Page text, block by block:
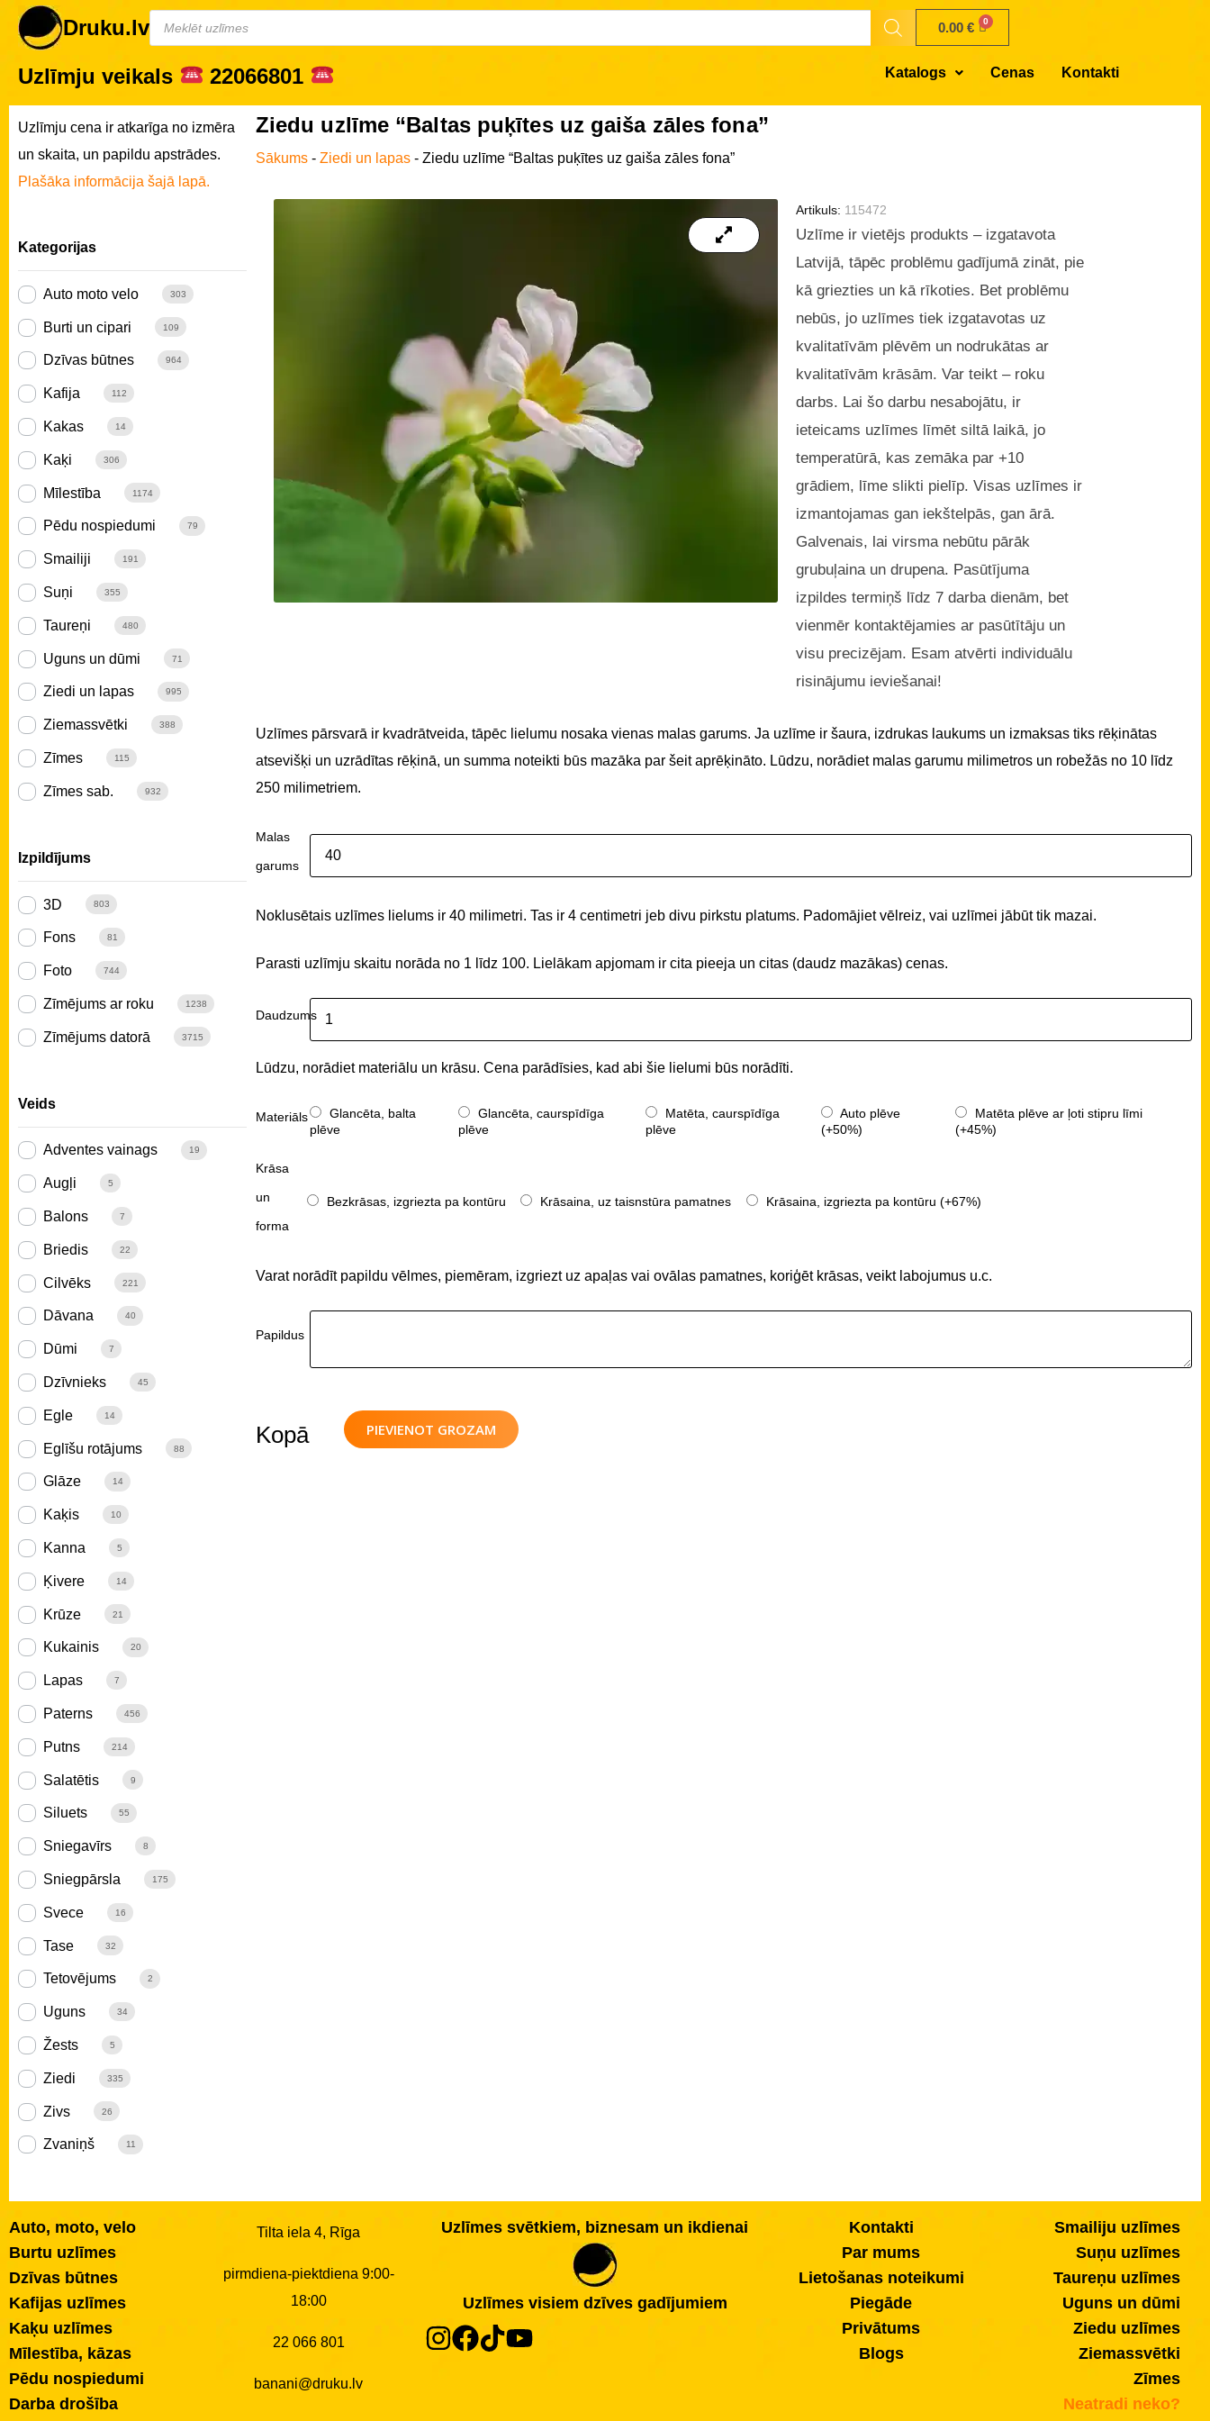
Druku.lv 0.00€
Uzlīmju veikals 22066801 Katalogs Cenas Kontakti
Uzlīmju cena ir atkarīga no izmēra
un skaita, un papildu apstrādes.
Plašāka informācija šajā lapā.
Kategorijas
Auto moto velo 303
Burti un cipari 109
Dzīvas būtnes 964
Kafija 112
Kakas 14
Kaķi 306
Mīlestība 1174
Pēdu nospiedumi 79
Smailiji 191
Suņi 355
Taureņi 480
Uguns un dūmi 71
Ziedi un lapas 995
Ziemassvētki 388
Zīmes 115
Zīmes sab. 932
Izpildījums
3D 803
Fons 81
Foto 744
Zīmējums ar roku 1238
Zīmējums datorā 3715
Veids
Adventes vainags 19
Augļi 5
Balons 7
Briedis 22
Cilvēks 221
Dāvana 40
Dūmi 7
Dzīvnieks 45
Egle 14
Eglīšu rotājums 88
Glāze 14
Kaķis 10
Kanna 5
Ķivere 14
Krūze 21
Kukainis 20
Lapas 7
Paterns 456
Putns 214
Salatētis 9
Siluets 55
Sniegavīrs 8
Sniegpārsla 175
Svece 16
Tase 32
Tetovējums 2
Uguns 34
Žests 5
Ziedi 335
Zivs 26
Zvaniņš 11
Ziedu uzlīme “Baltas puķītes uz gaiša zāles fona”
Sākums- Ziedi un lapas- Ziedu uzlīme “Baltas puķītes uz gaiša zāles fona”
Artikuls: 115472
Uzlīme ir vietējs produkts – izgatavota
Latvijā, tāpēc problēmu gadījumā zināt, pie
kā griezties un kā rīkoties. Bet problēmu
nebūs, jo uzlīmes tiek izgatavotas uz
kvalitatīvām plēvēm un nodrukātas ar
kvalitatīvām krāsām. Var teikt – roku
darbs. Lai šo darbu nesabojātu, ir
ieteicams uzlīmes līmēt siltā laikā, jo
temperatūrā, kas zemāka par +10
grādiem, līme slikti pielīp. Visas uzlīmes ir
izmantojamas gan iekštelpās, gan ārā.
Galvenais, lai virsma nebūtu pārāk
grubuļaina un drupena. Pasūtījuma
izpildes termiņš līdz 7 darba dienām, bet
vienmēr kontaktējamies ar pasūtītāju un
visu precizējam. Esam atvērti individuālu
risinājumu ieviešanai!
Uzlīmes pārsvarā ir kvadrātveida, tāpēc lielumu nosaka vienas malas garums. Ja uzlīme ir šaura, izdrukas laukums un izmaksas tiks rēķinātas
atsevišķi un uzrādītas rēķinā, un summa noteikti būs mazāka par šeit aprēķināto. Lūdzu, norādiet malas garumu milimetros un robežās no 10 līdz
250 milimetriem.
Malas
garums
Noklusētais uzlīmes lielums ir 40 milimetri. Tas ir 4 centimetri jeb divu pirkstu platums. Padomājiet vēlreiz, vai uzlīmei jābūt tik mazai.
Parasti uzlīmju skaitu norāda no 1 līdz 100. Lielākam apjomam ir cita pieeja un citas (daudz mazākas) cenas.
Daudzums
Lūdzu, norādiet materiālu un krāsu. Cena parādīsies, kad abi šie lielumi būs norādīti.
Materiāls
Glancēta, balta
plēve
Glancēta, caurspīdīga
plēve
Matēta, caurspīdīga
plēve
Auto plēve
(+50%)
Matēta plēve ar ļoti stipru līmi
(+45%)
Krāsa
un
forma
Bezkrāsas, izgriezta pa kontūru Krāsaina, uz taisnstūra pamatnes Krāsaina, izgriezta pa kontūru (+67%)
Varat norādīt papildu vēlmes, piemēram, izgriezt uz apaļas vai ovālas pamatnes, koriģēt krāsas, veikt labojumus u.c.
Papildus
PIEVIENOT GROZAM
Kopā
Auto, moto, velo
Burtu uzlīmes
Dzīvas būtnes
Kafijas uzlīmes
Kaķu uzlīmes
Mīlestība, kāzas
Pēdu nospiedumi
Darba drošība
Tilta iela 4, Rīga
pirmdiena-piektdiena 9:00-
18:00
22 066 801
banani@druku.lv
Uzlīmes svētkiem, biznesam un ikdienai
Uzlīmes visiem dzīves gadījumiem
Kontakti
Par mums
Lietošanas noteikumi
Piegāde
Privātums
Blogs
Smailiju uzlīmes
Suņu uzlīmes
Taureņu uzlīmes
Uguns un dūmi
Ziedu uzlīmes
Ziemassvētki
Zīmes
Neatradi neko?